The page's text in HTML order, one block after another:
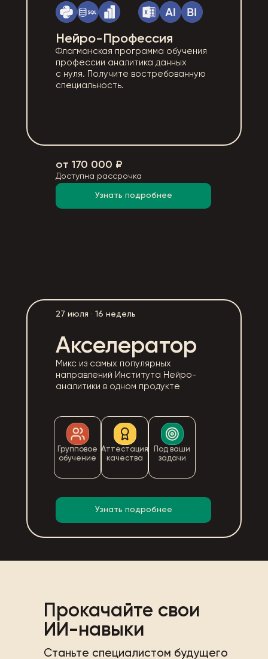
Нейро-Профессия
Флагманская программа обучения
профессии аналитика данных
с нуля. Получите востребованную
специальность.
от 170 000 ₽
Доступна рассрочка
Узнать подробнее
Акселератор
Микс из самых популярных
направлений Института Нейро-
аналитики в одном продукте
27 июля · 16 недель
Узнать подробнее
Групповое
обучение
Аттестация
качества
Под ваши
задачи
Прокачайте свои
ИИ-навыки
Станьте специалистом будущего